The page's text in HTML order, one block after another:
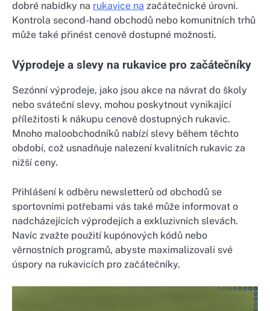
dobré nabídky na rukavice na začátečnické úrovni.
Kontrola second-hand obchodů nebo komunitních trhů
může také přinést cenově dostupné možnosti.
Výprodeje a slevy na rukavice pro začátečníky
Sezónní výprodeje, jako jsou akce na návrat do školy
nebo sváteční slevy, mohou poskytnout vynikající
příležitosti k nákupu cenově dostupných rukavic.
Mnoho maloobchodníků nabízí slevy během těchto
období, což usnadňuje nalezení kvalitních rukavic za
nižší ceny.
Přihlášení k odběru newsletterů od obchodů se
sportovními potřebami vás také může informovat o
nadcházejících výprodejích a exkluzivních slevách.
Navíc zvažte použití kupónových kódů nebo
věrnostních programů, abyste maximalizovali své
úspory na rukavicích pro začátečníky.